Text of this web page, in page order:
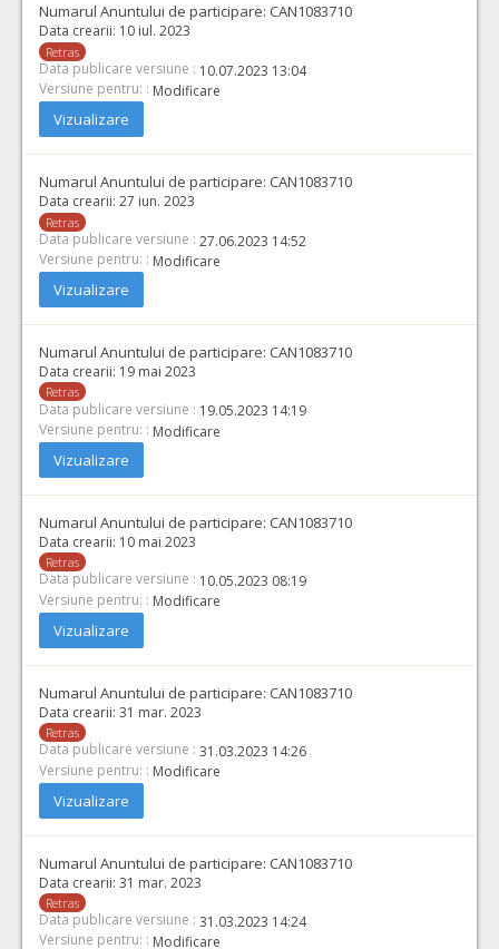
Numarul Anuntului de participare: CAN1083710
Data crearii: 10 iul. 2023
Retras
Data publicare versiune : 10.07.2023 13:04
Versiune pentru: : Modificare
Vizualizare
Numarul Anuntului de participare: CAN1083710
Data crearii: 27 iun. 2023
Retras
Data publicare versiune : 27.06.2023 14:52
Versiune pentru: : Modificare
Vizualizare
Numarul Anuntului de participare: CAN1083710
Data crearii: 19 mai 2023
Retras
Data publicare versiune : 19.05.2023 14:19
Versiune pentru: : Modificare
Vizualizare
Numarul Anuntului de participare: CAN1083710
Data crearii: 10 mai 2023
Retras
Data publicare versiune : 10.05.2023 08:19
Versiune pentru: : Modificare
Vizualizare
Numarul Anuntului de participare: CAN1083710
Data crearii: 31 mar. 2023
Retras
Data publicare versiune : 31.03.2023 14:26
Versiune pentru: : Modificare
Vizualizare
Numarul Anuntului de participare: CAN1083710
Data crearii: 31 mar. 2023
Retras
Data publicare versiune : 31.03.2023 14:24
Versiune pentru: : Modificare